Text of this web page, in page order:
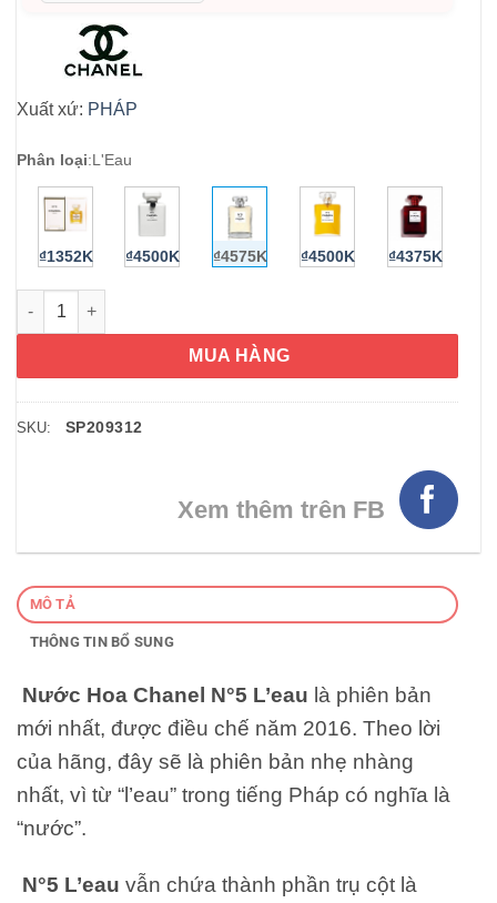
Xuất xứ: PHÁP
Phân loại:L'Eau
₫1352K ₫4500K ₫4575K ₫4500K ₫4375K
Nước hoa nữ CHANEL No.5 L'Eau 100ml số lượng
MUA HÀNG
SKU: SP209312
Xem thêm trên FB
MÔ TẢ
THÔNG TIN BỔ SUNG
Nước Hoa Chanel N°5 L’eau là phiên bản
mới nhất, được điều chế năm 2016. Theo lời
của hãng, đây sẽ là phiên bản nhẹ nhàng
nhất, vì từ “l’eau” trong tiếng Pháp có nghĩa là
“nước”.
N°5 L’eau vẫn chứa thành phần trụ cột là